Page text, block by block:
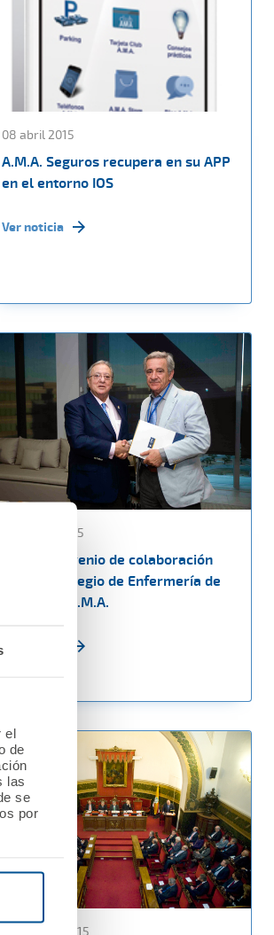
el
de
las
se
por
08 abril 2015
A.M.A. Seguros recupera en su APP
en el entorno IOS
Ver noticia
05 marzo 2015
Nuevo convenio de colaboración
entre el Colegio de Enfermería de
Badajoz y A.M.A.
Ver noticia
13 febrero 2015